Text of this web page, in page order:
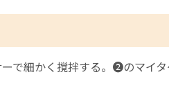
で細かく撹拌する。❷のマイ